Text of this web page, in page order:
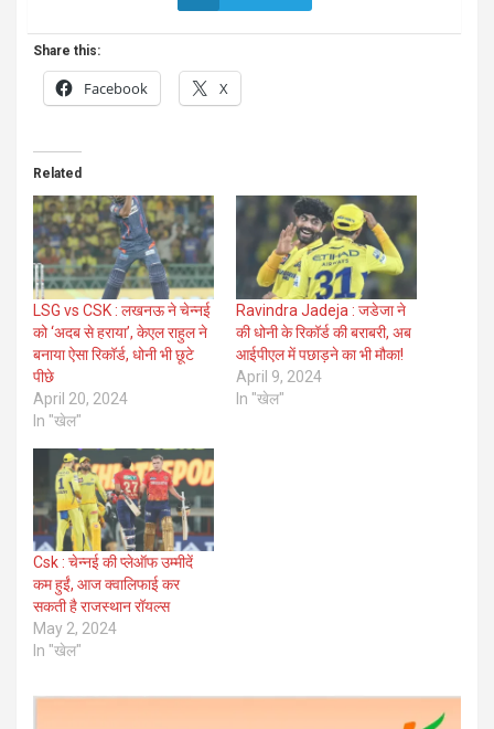
Share this:
Facebook X
Related
LSG vs CSK : लखनऊ ने चेन्नई
को ‘अदब से हराया’, केएल राहुल ने
बनाया ऐसा रिकॉर्ड, धोनी भी छूटे
पीछे
April 20, 2024
In "खेल"
Ravindra Jadeja : जडेजा ने
की धोनी के रिकॉर्ड की बराबरी, अब
आईपीएल में पछाड़ने का भी मौका!
April 9, 2024
In "खेल"
Csk : चेन्नई की प्लेऑफ उम्मीदें
कम हुईं, आज क्वालिफाई कर
सकती है राजस्थान रॉयल्स
May 2, 2024
In "खेल"